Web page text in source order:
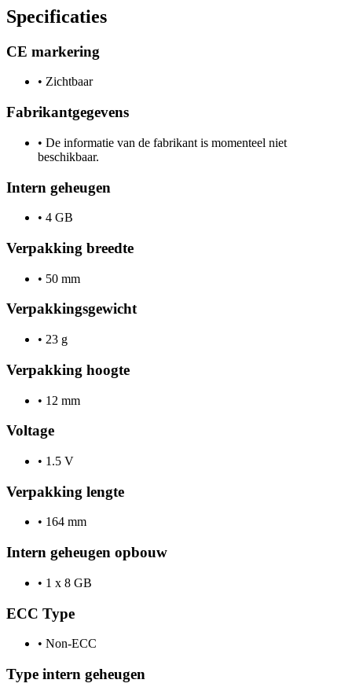
Specificaties
CE markering
• Zichtbaar
Fabrikantgegevens
• De informatie van de fabrikant is momenteel niet
beschikbaar.
Intern geheugen
• 4 GB
Verpakking breedte
• 50 mm
Verpakkingsgewicht
• 23 g
Verpakking hoogte
• 12 mm
Voltage
• 1.5 V
Verpakking lengte
• 164 mm
Intern geheugen opbouw
• 1 x 8 GB
ECC Type
• Non-ECC
Type intern geheugen